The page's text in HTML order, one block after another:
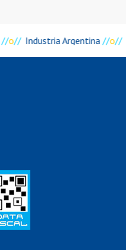
//o// Industria Argentina //o//